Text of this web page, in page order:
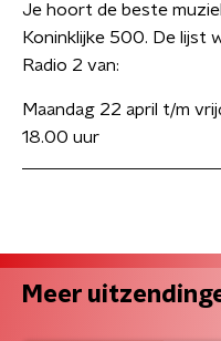
Je hoort de beste
Koninklijke 500. De lijst
Radio 2 van:
Maandag 22 april t/m
18.00 uur
Meer